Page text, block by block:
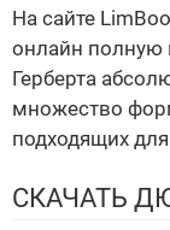
На сайте
онлайн полную
Герберта
множество
подходящих
СКАЧАТЬ